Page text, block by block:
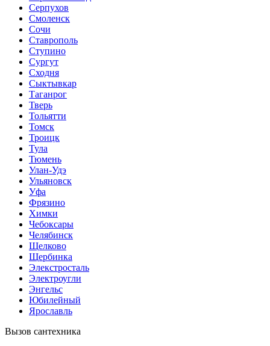
Серпухов
Смоленск
Сочи
Ставрополь
Ступино
Сургут
Сходня
Сыктывкар
Таганрог
Тверь
Тольятти
Томск
Троицк
Тула
Тюмень
Улан-Удэ
Ульяновск
Уфа
Фрязино
Химки
Чебоксары
Челябинск
Щелково
Щербинка
Элекстросталь
Электроугли
Энгельс
Юбилейный
Ярославль
Вызов сантехника